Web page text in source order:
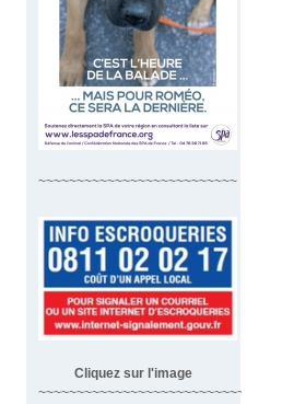
~~~~~~~~~~~~~~~~~~~~~~~~~~
Cliquez sur l'image